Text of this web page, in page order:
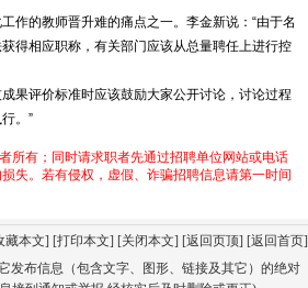
作的教师晋升难的痛点之一。李金新说：“由于名
得相应职称，有关部门应该从总量聘任上进行控
果评价标准时应该鼓励大家公开讨论，讨论过程
。”
所有；同时请求职者先通过招聘单位网站或电话
失。若有侵权，虚假、诈骗招聘信息请第一时间
藏本文] [打印本文] [关闭本文] [返回页顶] [返回首页]
发布信息（包含文字、图形、链接及其它）的绝对